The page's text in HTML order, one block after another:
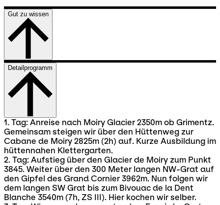
Gut zu wissen
Detailprogramm
1. Tag: Anreise nach Moiry Glacier 2350m ob Grimentz.
Gemeinsam steigen wir über den Hüttenweg zur
Cabane de Moiry 2825m (2h) auf. Kurze Ausbildung im
hüttennahen Klettergarten.
2. Tag: Aufstieg über den Glacier de Moiry zum Punkt
3845. Weiter über den 300 Meter langen NW-Grat auf
den Gipfel des Grand Cornier 3962m. Nun folgen wir
dem langen SW Grat bis zum Bivouac de la Dent
Blanche 3540m (7h, ZS III). Hier kochen wir selber.